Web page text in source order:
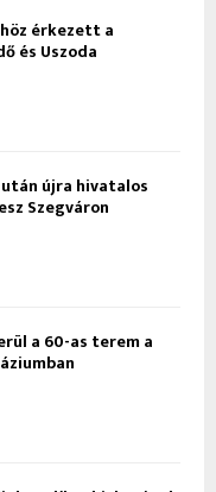
érkezett a
és Uszoda
újra hivatalos
Szegváron
a 60-as terem a